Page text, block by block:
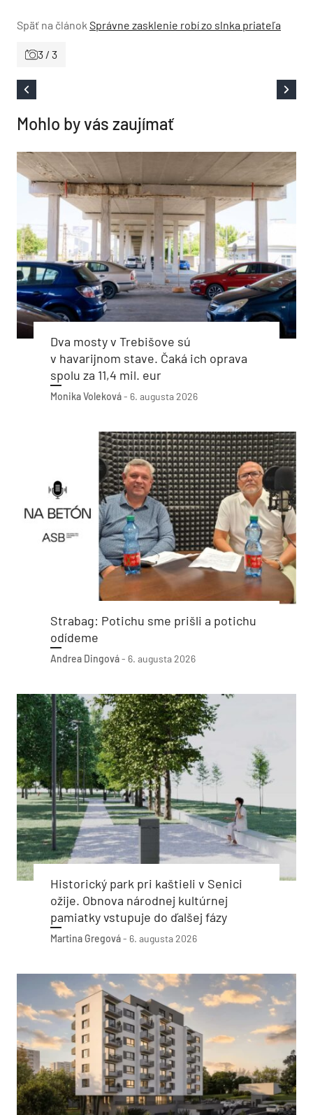
Späť na článok Správne zasklenie robí zo slnka priateľa
3 / 3
Mohlo by vás zaujímať
Dva mosty v Trebišove sú
v havarijnom stave. Čaká ich oprava
spolu za 11,4 mil. eur
Monika Voleková- 6. augusta 2026
Strabag: Potichu sme prišli a potichu
odídeme
Andrea Dingová- 6. augusta 2026
Historický park pri kaštieli v Senici
ožije. Obnova národnej kultúrnej
pamiatky vstupuje do ďalšej fázy
Martina Gregová- 6. augusta 2026